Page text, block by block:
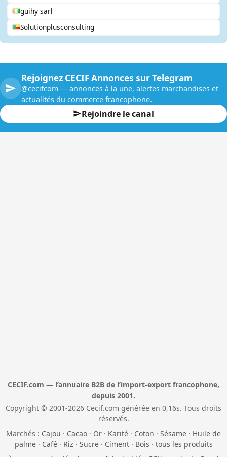
guihy sarl
Solutionplusconsulting
Rejoignez CECIF Annonces sur Telegram
@cecifcom — annonces à la une, alertes marchandises et
actualités du commerce francophone.
Rejoindre le canal
CECIF.com — l’annuaire B2B de l’import-export francophone,
depuis 2001.
Copyright © 2001-2026 Cecif.com générée en 0,16s. Tous droits
réservés.
Marchés : Cajou · Cacao · Or · Karité · Coton · Sésame · Huile de
palme· Café· Riz · Sucre· Ciment· Bois · tous les produits